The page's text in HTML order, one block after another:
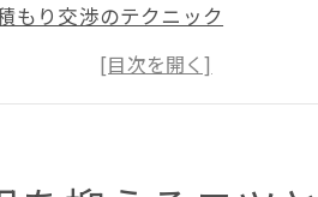
もり交渉のテクニック
つつコストを抑えるポイント
の材料選びの工夫
考える補修費用の節約法